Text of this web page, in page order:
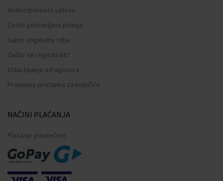
Vodootpornost satova
Često postavljana pitanja
Samo originalna roba
Zašto se registrirati?
Odustajanje od ugovora
Promjena pristanka za kolačiće
NAČINI PLAĆANJA
Plaćanje pouzećem